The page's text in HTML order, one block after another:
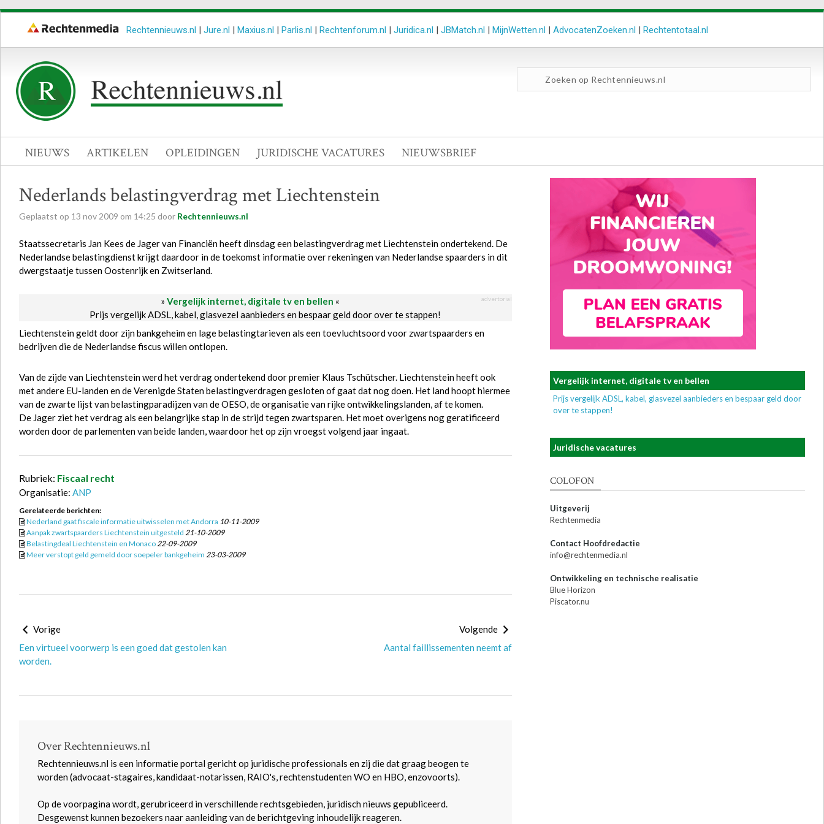
Rechtennieuws.nl | Jure.nl | Maxius.nl | Parlis.nl | Rechtenforum.nl | Juridica.nl | JBMatch.nl | MijnWetten.nl | AdvocatenZoeken.nl | Rechtentotaal.nl
NIEUWS ARTIKELEN OPLEIDINGEN JURIDISCHE VACATURES NIEUWSBRIEF
Nederlands belastingverdrag met Liechtenstein
Geplaatst op 13 nov 2009 om 14:25 door Rechtennieuws.nl
Staatssecretaris Jan Kees de Jager van Financiën heeft dinsdag een belastingverdrag met Liechtenstein ondertekend. De
Nederlandse belastingdienst krijgt daardoor in de toekomst informatie over rekeningen van Nederlandse spaarders in dit
dwergstaatje tussen Oostenrijk en Zwitserland.
» Vergelijk internet, digitale tv en bellen « advertorial
Prijs vergelijk ADSL, kabel, glasvezel aanbieders en bespaar geld door over te stappen!
Liechtenstein geldt door zijn bankgeheim en lage belastingtarieven als een toevluchtsoord voor zwartspaarders en
bedrijven die de Nederlandse fiscus willen ontlopen.
Van de zijde van Liechtenstein werd het verdrag ondertekend door premier Klaus Tschütscher. Liechtenstein heeft ook
met andere EU-landen en de Verenigde Staten belastingverdragen gesloten of gaat dat nog doen. Het land hoopt hiermee
van de zwarte lijst van belastingparadijzen van de OESO, de organisatie van rijke ontwikkelingslanden, af te komen.
De Jager ziet het verdrag als een belangrijke stap in de strijd tegen zwartsparen. Het moet overigens nog geratificeerd
worden door de parlementen van beide landen, waardoor het op zijn vroegst volgend jaar ingaat.
Rubriek: Fiscaal recht
Organisatie: ANP
Gerelateerde berichten:
Nederland gaat fiscale informatie uitwisselen met Andorra 10-11-2009
Aanpak zwartspaarders Liechtenstein uitgesteld 21-10-2009
Belastingdeal Liechtenstein en Monaco22-09-2009
Meer verstopt geld gemeld door soepeler bankgeheim 23-03-2009
Vorige
Een virtueel voorwerp is een goed dat gestolen kan
worden.
Volgende
Aantal faillissementen neemt af
Over Rechtennieuws.nl
Rechtennieuws.nl is een informatie portal gericht op juridische professionals en zij die dat graag beogen te
worden (advocaat-stagaires, kandidaat-notarissen, RAIO's, rechtenstudenten WO en HBO, enzovoorts).
Op de voorpagina wordt, gerubriceerd in verschillende rechtsgebieden, juridisch nieuws gepubliceerd.
Desgewenst kunnen bezoekers naar aanleiding van de berichtgeving inhoudelijk reageren.
Vergelijk internet, digitale tv en bellen
Prijs vergelijk ADSL, kabel, glasvezel aanbieders en bespaar geld door
over te stappen!
Juridische vacatures
COLOFON
Uitgeverij
Rechtenmedia
Contact Hoofdredactie
info@rechtenmedia.nl
Ontwikkeling en technische realisatie
Blue Horizon
Piscator.nu